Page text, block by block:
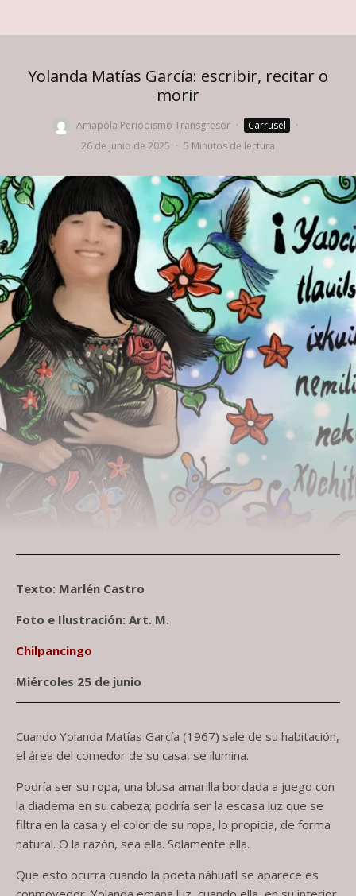
Yolanda Matías García: escribir, recitar o
morir
Amapola Periodismo Transgresor · Carrusel
·
26 de junio de 2025 · 5 Minutos de lectura
Texto: Marlén Castro
Foto e Ilustración: Art. M.
Chilpancingo
Miércoles 25 de junio
Cuando Yolanda Matías García (1967) sale de su habitación,
el área del comedor de su casa, se ilumina.
Podría ser su ropa, una blusa amarilla bordada a juego con
la diadema en su cabeza; podría ser la escasa luz que se
filtra en la casa y el color de su ropa, lo propicia, de forma
natural. O la razón, sea ella. Solamente ella.
Que esto ocurra cuando la poeta náhuatl se aparece es